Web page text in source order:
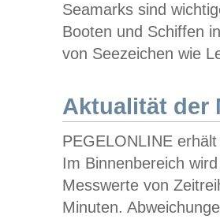
Seamarks sind
Booten und Schiffen
von Seezeichen wie
Aktualität der
PEGELONLINE
Im Binnenbereich
Messwerte von
Minuten.